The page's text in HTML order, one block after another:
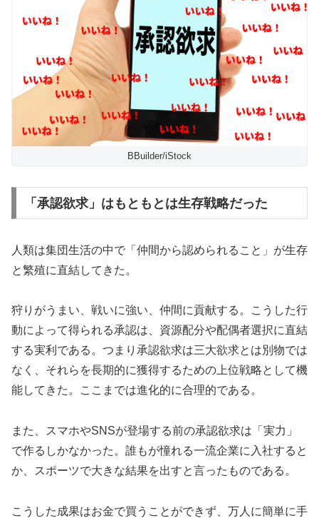
BBuilder/iStock
「承認欲求」はもともとは生存戦略だった
人類は集団生活の中で「仲間から認められること」が生存
と繁殖に直結してきた。
狩りがうまい、戦いに強い、仲間に貢献する。こうした行
動によって得られる承認は、資源配分や配偶者選択に直結
する実利である。つまり承認欲求は三大欲求とは別物では
なく、それらを長期的に獲得するための上位戦略として機
能してきた。ここまでは進化的に合理的である。
また、スマホやSNSが登場する前の承認欲求は「実力」
で作るしかなかった。誰もが憧れる一流企業に入社すると
か、スポーツで大きな結果を出すと言ったものである。
こうした成果はお金で買うことができず、万人に簡単に手